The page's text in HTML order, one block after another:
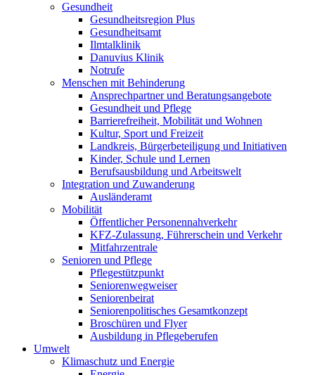
Gesundheit
Gesundheitsregion Plus
Gesundheitsamt
Ilmtalklinik
Danuvius Klinik
Notrufe
Menschen mit Behinderung
Ansprechpartner und Beratungsangebote
Gesundheit und Pflege
Barrierefreiheit, Mobilität und Wohnen
Kultur, Sport und Freizeit
Landkreis, Bürgerbeteiligung und Initiativen
Kinder, Schule und Lernen
Berufsausbildung und Arbeitswelt
Integration und Zuwanderung
Ausländeramt
Mobilität
Öffentlicher Personennahverkehr
KFZ-Zulassung, Führerschein und Verkehr
Mitfahrzentrale
Senioren und Pflege
Pflegestützpunkt
Seniorenwegweiser
Seniorenbeirat
Seniorenpolitisches Gesamtkonzept
Broschüren und Flyer
Ausbildung in Pflegeberufen
Umwelt
Klimaschutz und Energie